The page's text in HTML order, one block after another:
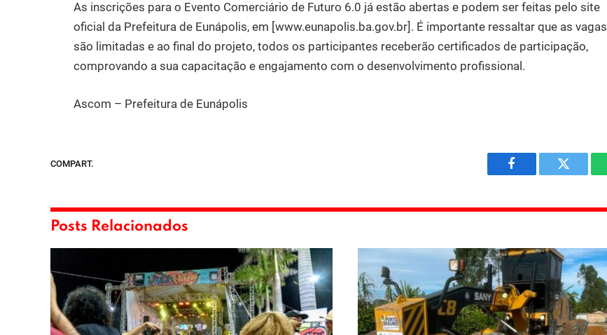
As inscrições para o Evento Comerciário de Futuro 6.0 já estão abertas e podem ser feitas pelo site
oficial da Prefeitura de Eunápolis, em [www.eunapolis.ba.gov.br]. É importante ressaltar que as vagas
são limitadas e ao final do projeto, todos os participantes receberão certificados de participação,
comprovando a sua capacitação e engajamento com o desenvolvimento profissional.
Ascom – Prefeitura de Eunápolis
COMPART.
Facebook Twitter
Posts Relacionados